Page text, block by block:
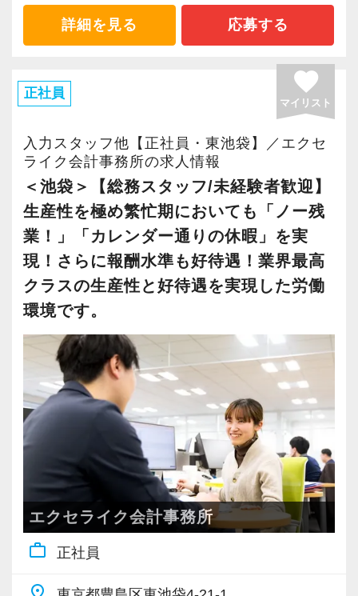
勉強や試験日前後の休暇など、何でも気軽に相
談してください！
【経験と資格を活かして顧問先の頼れるパート
入所後は税理士のアシスタントとして簡単なお
仕事からお任せしていきます。
ときには代表と一緒に顧問先へご挨拶に同行す
ることも。
あなたが「何をやりたいか」で業務内容を調整
していきたいと思っています。
当事務所の代表は「忙しくて残業してストレス
を抱えるくらいなら人を増やす」という考えな
ので、ワークライフバランスは抜群。
残業はほぼありません。
可能な限り社員がストレスを抱えない環境を整
えることで、余裕を持って真摯にお客様に寄り
添えるようにしています。
人柄に重点を置いたコンサルティングを行って
いますが、個性があるのは大歓迎。
代表と同じやり方である必要はありません。
結果としてお客様が救われ笑顔になっていれ
そのため弊社では理想の職場を今後も追及し続
け、さらなる生産性の向上に取り組みスタッフ
てまいります。
正しい在り方である」と確信をもっています。
この取り組みに興味がある方は是非参加してく
ださい。
▼弊社の取材動画です。
▼採用面接用プレゼン資料です。興味がある方
はご拝読ください
https://docs.google.com/presentation/d/
jpJvYFJyRwio1NrK6fOdN5rQYuGtB2S9M4/
▼エクセライクの世界観をドラクエ風に表現し
てみました。興味がある方はご拝読ください
https://docs.google.com/presentation/d/
【スタッフ一覧】
http://tax.excelike.co.jp/company/staff/
人間性には大変気をつけています。
このことを目標に、弊社は理想の職場を作り上
げるために、毎年血の滲むような努力と改善行
その結果、繁忙期においても「ノー残業」、
「カレンダー通りの休暇」という他の会計事務
所では絶対に実現し得ないような生産性を達成
する事が出来ました。
さらに生産性の向上は高収益体質に結びつき、
所属するスタッフはとても優れた報酬体系で働
く事が可能になりました。
ここまでの道のりは決して平たんなものではあ
りませんでしたが、現在は全てのスタッフがス
トレスを抱えることなく、更には十分な報酬を
得ながら税理士試験にも精力的に取り組む事が
出来るようになりました。
弊社の売上高経常利益率は30％に達しており、
現在は悠然と事業を遂行できる体制が整ってい
ます。
その結果を受け2年連続でベースアップを行い、
全スタッフの報酬を2年間で160万円以上昇給し
ました。
弊社の業態ではクライアントが増えた際の利益
へのインパクトが大きいため今後も更なるベー
スアップを行う予定です。
詳細を見る 応募する
正社員 favorite
マイリスト
入力スタッフ他【正社員・東池袋】／エクセ
ライク会計事務所の求人情報
＜池袋＞【総務スタッフ/未経験者歓迎】
生産性を極め繁忙期においても「ノー残
業！」「カレンダー通りの休暇」を実
現！さらに報酬水準も好待遇！業界最高
クラスの生産性と好待遇を実現した労働
環境です。
エクセライク会計事務所
work_outline 正社員
place